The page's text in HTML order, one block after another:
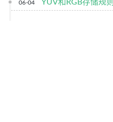
06-04 YUV和RGB存储规则